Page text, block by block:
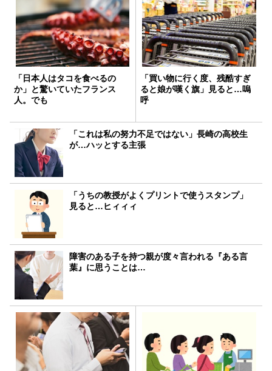
「日本人はタコを食べるの
か」と驚いていたフランス
人。でも
「買い物に行く度、残酷すぎ
ると娘が嘆く旗」見ると…嗚
呼
「これは私の努力不足ではない」長崎の高校生
が…ハッとする主張
「うちの教授がよくプリントで使うスタンプ」
見ると…ヒィィィ
障害のある子を持つ親が度々言われる『ある言
葉』に思うことは…